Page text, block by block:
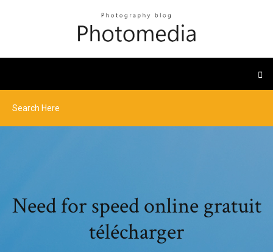
Need for speed online gratuit
télécharger